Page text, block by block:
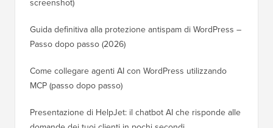
Guida definitiva alla protezione antispam di WordPress –
Passo dopo passo (2026)
Come collegare agenti AI con WordPress utilizzando
MCP (passo dopo passo)
Presentazione di HelpJet: il chatbot AI che risponde alle